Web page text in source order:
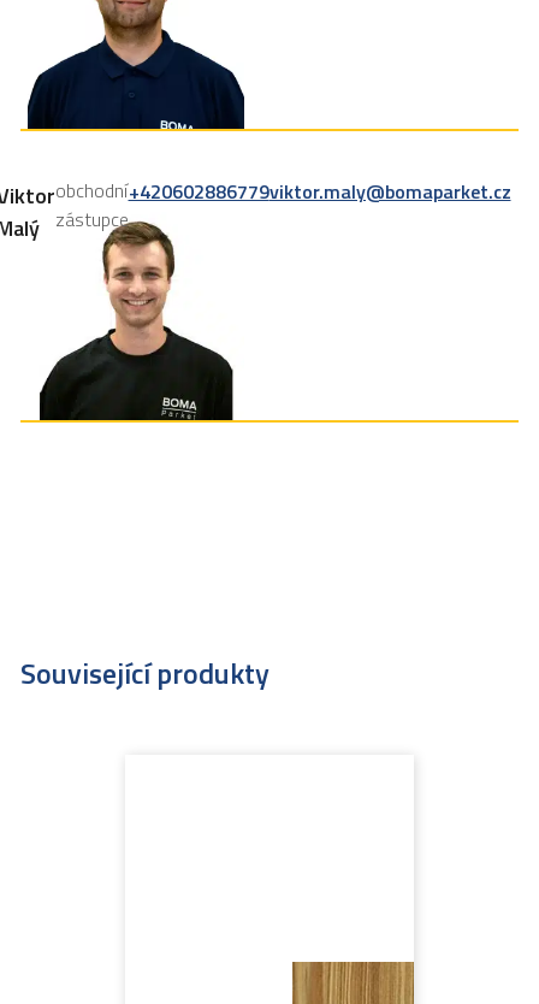
obchodní
zástupce
+420602886779viktor.maly@bomaparket.cz
Související produkty